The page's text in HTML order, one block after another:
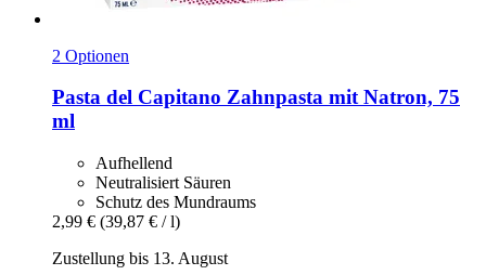
2 Optionen
Pasta del Capitano Zahnpasta mit Natron, 75
ml
Aufhellend
Neutralisiert Säuren
Schutz des Mundraums
2,99 € (39,87 € / l)
Zustellung bis 13. August